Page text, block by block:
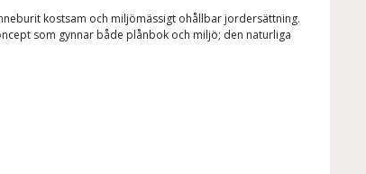
kostsam och miljömässigt ohållbar jordersättning.
som gynnar både plånbok och miljö; den naturliga